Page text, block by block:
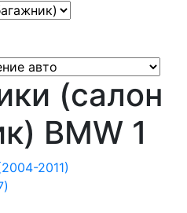
(салон
BMW 1
2011)